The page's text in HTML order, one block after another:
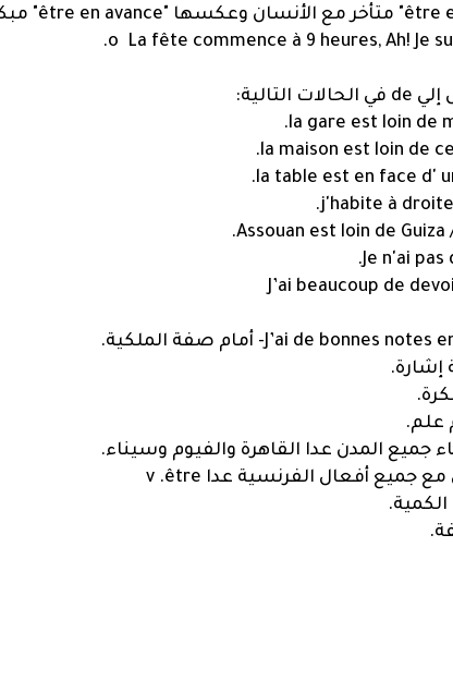
o
La fête commence à 9 heures, Ah! Je